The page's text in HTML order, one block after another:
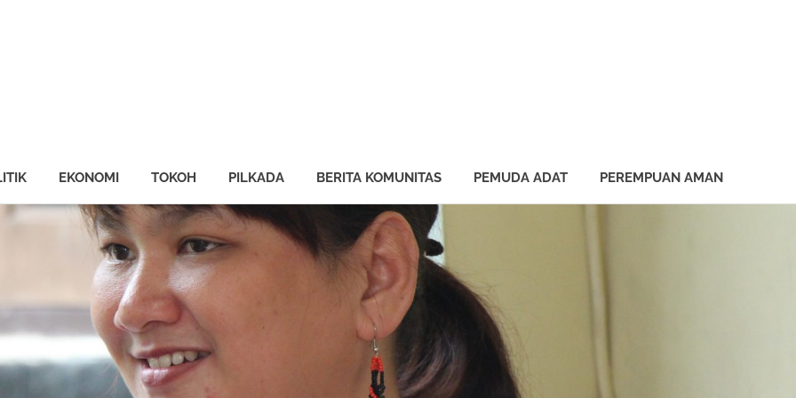
EKONOMI TOKOH PILKADA BERITA KOMUNITAS PEMUDA ADAT PEREMPUAN AMAN